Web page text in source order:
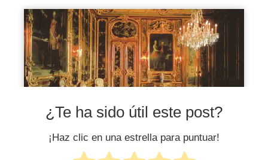
¿Te ha sido útil este post?
¡Haz clic en una estrella para puntuar!